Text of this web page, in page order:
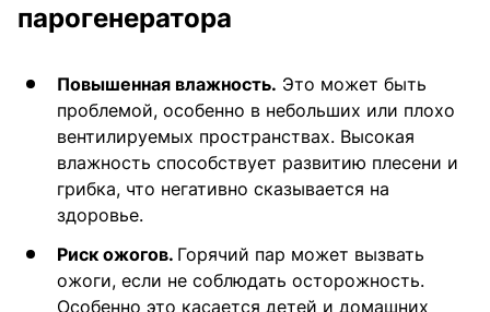
парогенератора
Повышенная влажность. Это может быть
проблемой, особенно в небольших или плохо
вентилируемых пространствах. Высокая
влажность способствует развитию плесени и
грибка, что негативно сказывается на
здоровье.
Риск ожогов. Горячий пар может вызвать
ожоги, если не соблюдать осторожность.
Особенно это касается детей и домашних